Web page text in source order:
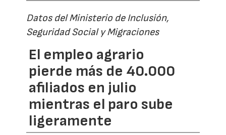
Datos del Ministerio de Inclusión,
Seguridad Social y Migraciones
El empleo agrario
pierde más de 40.000
afiliados en julio
mientras el paro sube
ligeramente